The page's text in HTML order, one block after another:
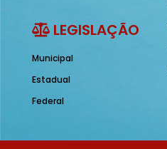
LEGISLAÇÃO
Municipal
Estadual
Federal